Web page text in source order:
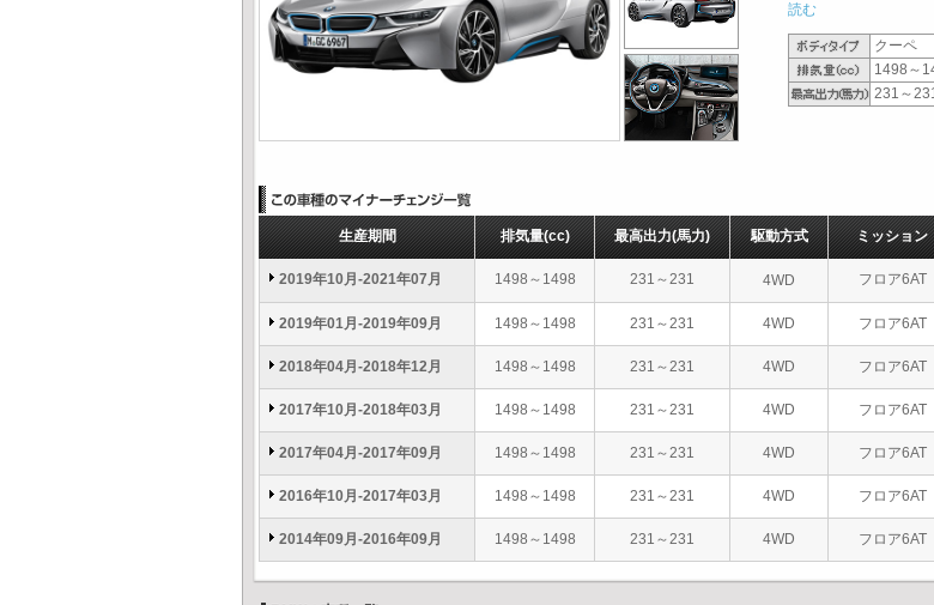
読む
クーペ
1498～
231～
生産期間 排気量(cc) 最高出力(馬力) 駆動方式 ミッション
2019年10月-2021年07月 1498～1498 231～231 4WD フロア6AT
2019年01月-2019年09月 1498～1498 231～231 4WD フロア6AT
2018年04月-2018年12月 1498～1498 231～231 4WD フロア6AT
2017年10月-2018年03月 1498～1498 231～231 4WD フロア6AT
2017年04月-2017年09月 1498～1498 231～231 4WD フロア6AT
2016年10月-2017年03月 1498～1498 231～231 4WD フロア6AT
2014年09月-2016年09月 1498～1498 231～231 4WD フロア6AT